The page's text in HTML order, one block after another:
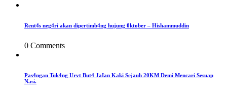
Rent4s neg4ri akan dipertimb4ng hujung 0ktober – Hishammuddin
0 Comments
Pas4ngan Tuk4ng Urvt But4 JaIan Kaki Sejauh 20KM Demi Mencari Sesuap
Nasi.